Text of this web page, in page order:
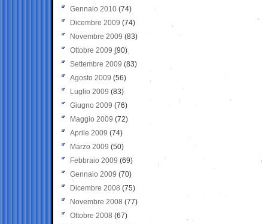
Gennaio 2010 (74)
Dicembre 2009 (74)
Novembre 2009 (83)
Ottobre 2009 (90)
Settembre 2009 (83)
Agosto 2009 (56)
Luglio 2009 (83)
Giugno 2009 (76)
Maggio 2009 (72)
Aprile 2009 (74)
Marzo 2009 (50)
Febbraio 2009 (69)
Gennaio 2009 (70)
Dicembre 2008 (75)
Novembre 2008 (77)
Ottobre 2008 (67)